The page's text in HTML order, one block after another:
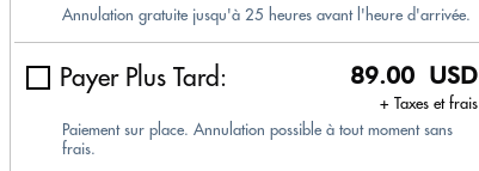
Annulation gratuite jusqu'à 25 heures avant l'heure d'arrivée.
Payer Plus Tard: 89.00 USD
+ Taxes et frais
Paiement sur place. Annulation possible à tout moment sans
frais.